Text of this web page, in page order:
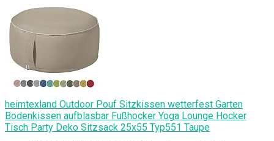
heimtexland Outdoor Pouf Sitzkissen wetterfest Garten
Bodenkissen aufblasbar Fußhocker Yoga Lounge Hocker
Tisch Party Deko Sitzsack 25x55 Typ551 Taupe